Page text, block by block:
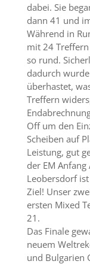
dabei. Sie
dann 41 und
Während in
mit 24
so rund.
dadurch
überhastet,
Treffern
Off um den
Scheiben auf
Leistung, gut
der EM
Leobersdorf
Ziel! Unser
ersten Mixed
21.
Das Finale
neuem
und Bulgarien